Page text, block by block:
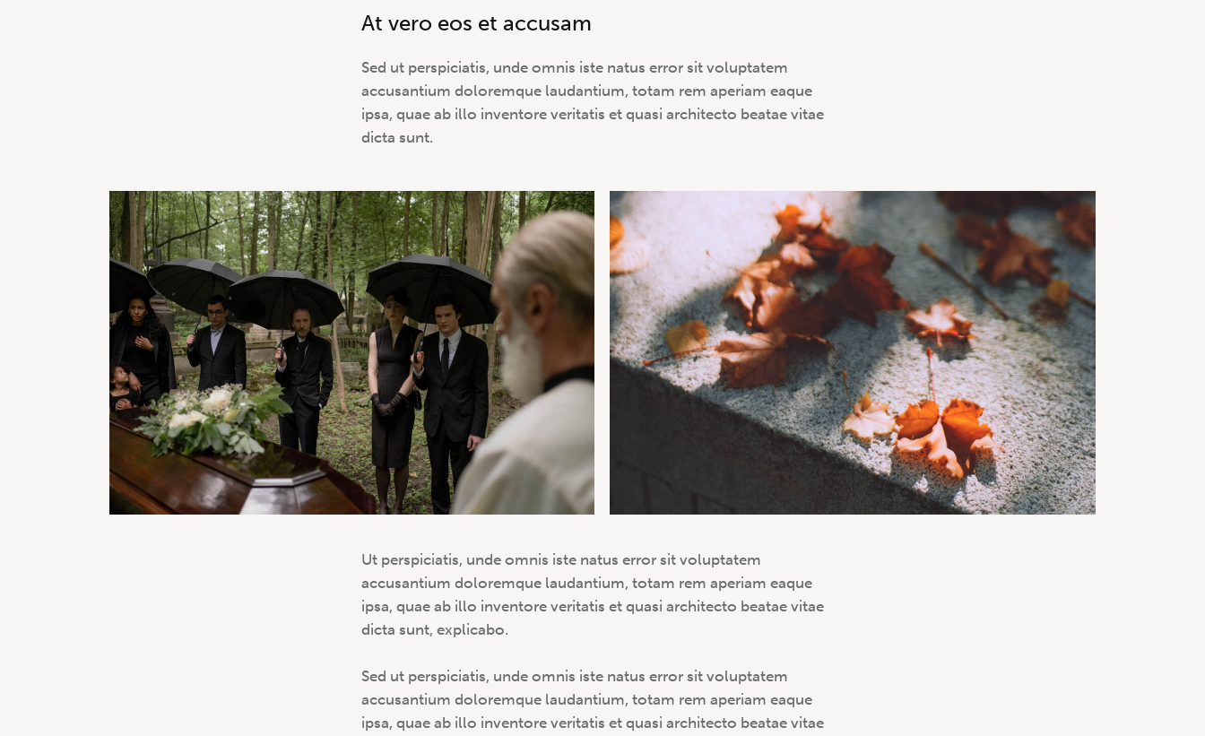
At vero eos et accusam
Sed ut perspiciatis, unde omnis iste natus error sit voluptatem
accusantium doloremque laudantium, totam rem aperiam eaque
ipsa, quae ab illo inventore veritatis et quasi architecto beatae vitae
dicta sunt.
Ut perspiciatis, unde omnis iste natus error sit voluptatem
accusantium doloremque laudantium, totam rem aperiam eaque
ipsa, quae ab illo inventore veritatis et quasi architecto beatae vitae
dicta sunt, explicabo.
Sed ut perspiciatis, unde omnis iste natus error sit voluptatem
accusantium doloremque laudantium, totam rem aperiam eaque
ipsa, quae ab illo inventore veritatis et quasi architecto beatae vitae